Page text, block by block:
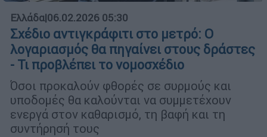
Ελλάδα|06.02.2026 05:30
Σχέδιο αντιγκράφιτι στο μετρό: Ο
λογαριασμός θα πηγαίνει στους δράστες
- Τι προβλέπει το νομοσχέδιο
Όσοι προκαλούν φθορές σε συρμούς και
υποδομές θα καλούνται να συμμετέχουν
ενεργά στον καθαρισμό, τη βαφή και τη
συντήρησή τους